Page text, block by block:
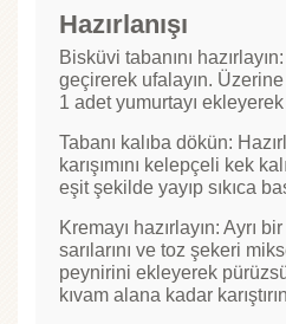
Hazırlanışı
Bisküvi tabanını
geçirerek ufalayın.
1 adet yumurtayı ekleyerek
Tabanı kalıba dökün:
karışımını kelepçeli kek
eşit şekilde yayıp sıkıca
Kremayı hazırlayın: Ayrı
sarılarını ve toz şekeri
peynirini ekleyerek
kıvam alana kadar